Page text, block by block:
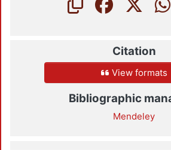
Citation
View formats
Bibliographic
Mendeley